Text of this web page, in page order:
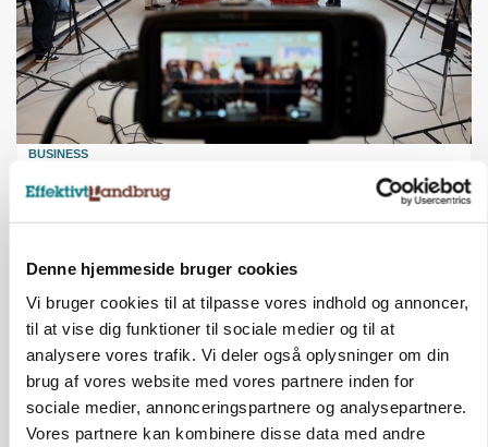
Denne hjemmeside bruger cookies
Vi bruger cookies til at tilpasse vores indhold og annoncer,
til at vise dig funktioner til sociale medier og til at
analysere vores trafik. Vi deler også oplysninger om din
brug af vores website med vores partnere inden for
sociale medier, annonceringspartnere og analysepartnere.
Vores partnere kan kombinere disse data med andre
BUSINESS
Ejer eller medejer? Nyt tv-format udfordrer
landbrugets ejerstruktur